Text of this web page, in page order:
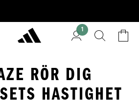
1
RÖR DIG
HASTIGHET